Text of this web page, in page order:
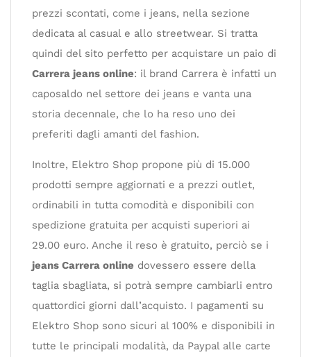
prezzi scontati, come i jeans, nella sezione
dedicata al casual e allo streetwear. Si tratta
quindi del sito perfetto per acquistare un paio di
Carrera jeans online: il brand Carrera è infatti un
caposaldo nel settore dei jeans e vanta una
storia decennale, che lo ha reso uno dei
preferiti dagli amanti del fashion.
Inoltre, Elektro Shop propone più di 15.000
prodotti sempre aggiornati e a prezzi outlet,
ordinabili in tutta comodità e disponibili con
spedizione gratuita per acquisti superiori ai
29.00 euro. Anche il reso è gratuito, perciò se i
jeans Carrera online dovessero essere della
taglia sbagliata, si potrà sempre cambiarli entro
quattordici giorni dall’acquisto. I pagamenti su
Elektro Shop sono sicuri al 100% e disponibili in
tutte le principali modalità, da Paypal alle carte